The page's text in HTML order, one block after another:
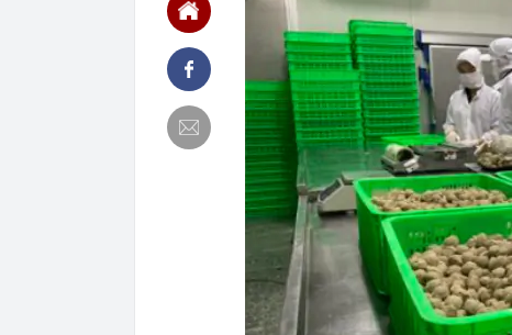
13:40
Ra ngân hàng
đàn ông bị công
13:36
Hai “siêu cẩu”
APEC
13:36
Grab bị phạt hơn
13:35
Tình hình hiện
13:17
Vì sao ngày
sinh?
13:17
Chiến lược bóp
13:08
Khai thác trái
13:01
Khoan thăm dò,
quặng dày bất
13:00
Các nhà khoa